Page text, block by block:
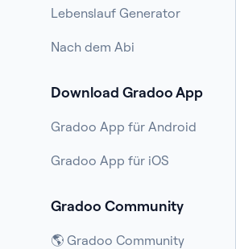
Download Gradoo App
Gradoo App für Android
Gradoo App für iOS
Lebenslauf Generator
Nach dem Abi
Gradoo Community
🌎 Gradoo Community